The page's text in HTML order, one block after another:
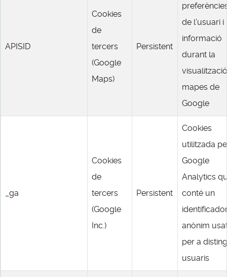
APISID
Cookies
de
tercers
(Google
Maps)
Persistent
de l'usuari i
informació
durant la
mapes de
Google
_ga
Cookies
de
tercers
(Google
Inc.)
Persistent
Cookies
utilitzada
Google
Analytics
conté un
anònim
per a
usuaris